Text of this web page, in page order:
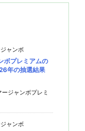
ャンボ
ボプレミアムの
年の抽選結果
ジャンボプレミ
ャンボ